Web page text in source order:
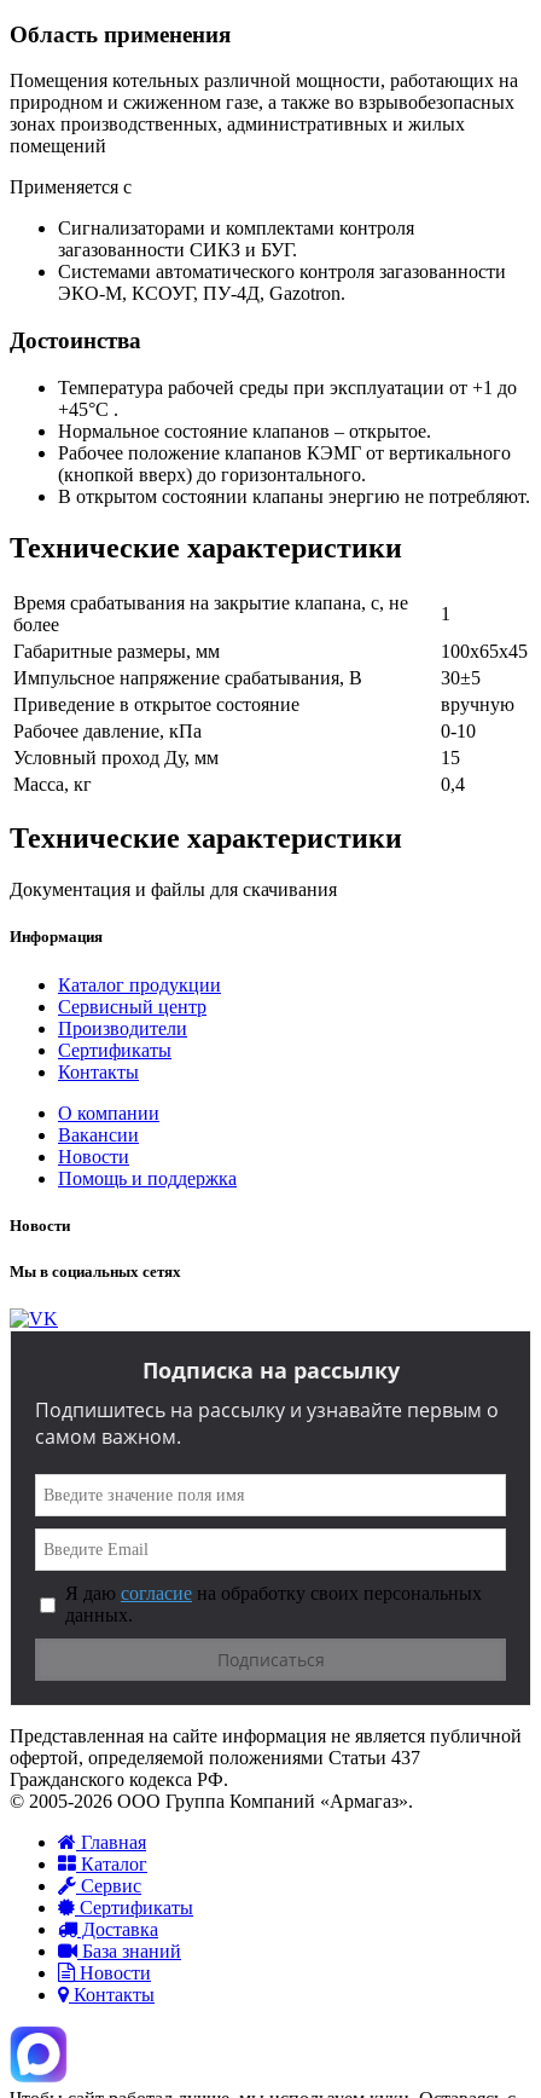
Область применения
Помещения котельных различной мощности, работающих на
природном и сжиженном газе, а также во взрывобезопасных
зонах производственных, административных и жилых
помещений
Применяется с
Сигнализаторами и комплектами контроля
загазованности СИКЗ и БУГ.
Системами автоматического контроля загазованности
ЭКО-М, КСОУГ, ПУ-4Д, Gazotron.
Достоинства
Температура рабочей среды при эксплуатации от +1 до
+45°C .
Нормальное состояние клапанов – открытое.
Рабочее положение клапанов КЭМГ от вертикального
(кнопкой вверх) до горизонтального.
В открытом состоянии клапаны энергию не потребляют.
Технические характеристики
Время срабатывания на закрытие клапана, с, не
более
1
Габаритные размеры, мм
100х65х45
Импульсное напряжение срабатывания, В
30±5
Приведение в открытое состояние
вручную
Рабочее давление, кПа
0-10
Условный проход Ду, мм
15
Масса, кг
0,4
Технические характеристики
Документация и файлы для скачивания
Информация
Каталог продукции
Сервисный центр
Производители
Сертификаты
Контакты
О компании
Вакансии
Новости
Помощь и поддержка
Новости
Мы в социальных сетях
Подписка на рассылку
Подпишитесь на рассылку и узнавайте первым о
самом важном.
Я даю согласие на обработку своих персональных
данных.
Представленная на сайте информация не является публичной
офертой, определяемой положениями Статьи 437
Гражданского кодекса РФ.
© 2005-2026 ООО Группа Компаний «Армагаз».
Главная
Каталог
Сервис
Сертификаты
Доставка
База знаний
Новости
Контакты